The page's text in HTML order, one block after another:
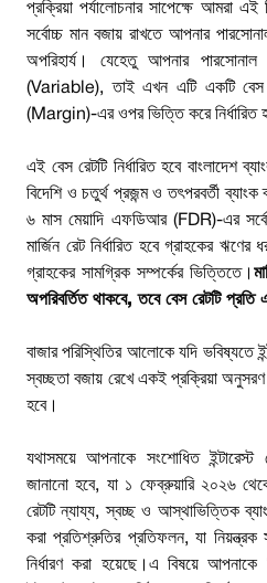
প্রক্রিয়া পর্যালোচনার সাপেক্ষে আমরা
সর্বোচ্চ মান বজায় রাখতে আপনার
অপরিহার্য। যেহেতু আপনার পারসোনাল
(Variable), তাই এখন এটি একটি
(Margin)-এর ওপর ভিত্তি করে নির্ধারিত
এই বেস রেটটি নির্ধারিত হবে বাংলাদেশ
বিদেশি ও চতুর্থ প্রজন্ম ও তৎপরবর্তী ব্যাংক
৬ মাস মেয়াদি এফডিআর (FDR)-এর
মার্জিন রেট নির্ধারিত হবে গ্রাহকের
গ্রাহকের সামগ্রিক সম্পর্কের ভিত্তিতে।
অপরিবর্তিত থাকবে, তবে বেস রেটটি
বাজার পরিস্থিতির আলোকে যদি ভবিষ্যতে
স্বচ্ছতা বজায় রেখে একই প্রক্রিয়া
হবে।
যথাসময়ে আপনাকে সংশোধিত ইন্টারেস্ট
জানানো হবে, যা ১ ফেব্রুয়ারি ২০২৬
রেটটি ন্যায্য, স্বচ্ছ ও আস্থাভিত্তিক
করা প্রতিশ্রুতির প্রতিফলন, যা নিয়ন্ত্রক
নির্ধারণ করা হয়েছে।এ বিষয়ে